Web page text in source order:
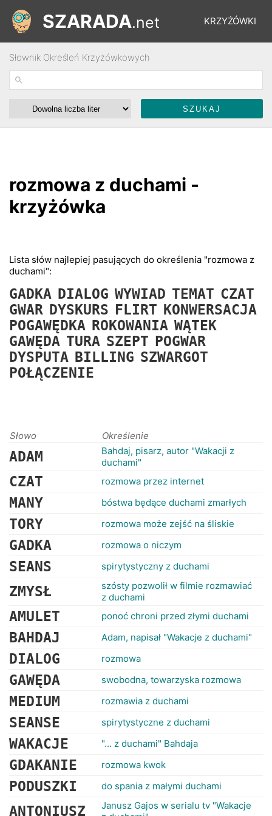
KRZYŻÓWKI
ŁAMIGŁÓWKI
SZARADA.net
Słownik Określeń Krzyżówkowych
rozmowa z duchami -
krzyżówka
Lista słów najlepiej pasujących do określenia "rozmowa z
duchami":
GADKA DIALOG WYWIAD TEMAT CZAT
GWAR DYSKURS FLIRT KONWERSACJA
POGAWĘDKA ROKOWANIA WĄTEK
GAWĘDA TURA SZEPT POGWAR
DYSPUTA BILLING SZWARGOT
POŁĄCZENIE
Słowo Określenie
ADAM
Bahdaj, pisarz, autor "Wakacji z
duchami"
CZAT rozmowa przez internet
MANY bóstwa będące duchami zmarłych
TORY rozmowa może zejść na śliskie
GADKA rozmowa o niczym
SEANS spirytystyczny z duchami
ZMYSŁ
szósty pozwolił w filmie rozmawiać
z duchami
AMULET ponoć chroni przed złymi duchami
BAHDAJ Adam, napisał "Wakacje z duchami"
DIALOG rozmowa
GAWĘDA swobodna, towarzyska rozmowa
MEDIUM rozmawia z duchami
SEANSE spirytystyczne z duchami
WAKACJE "... z duchami" Bahdaja
GDAKANIE rozmowa kwok
PODUSZKI do spania z małymi duchami
ANTONIUSZ
Janusz Gajos w serialu tv "Wakacje